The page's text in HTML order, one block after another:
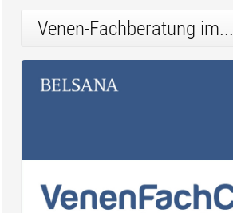
Venen-Fachberatung im...